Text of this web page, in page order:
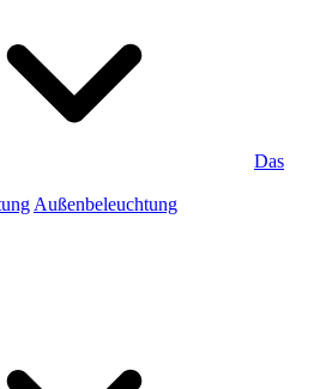
Das
Außenbeleuchtung